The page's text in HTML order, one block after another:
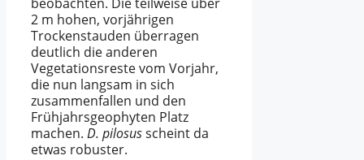
2 m hohen, vorjährigen
Trockenstauden überragen
deutlich die anderen
Vegetationsreste vom Vorjahr,
die nun langsam in sich
zusammenfallen und den
Frühjahrsgeophyten Platz
machen. D. pilosusscheint da
etwas robuster.